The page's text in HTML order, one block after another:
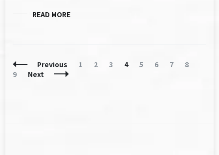
READ MORE
Posts
Navigation
Previous Page
1 Page
2 Page
3 Page
4 Page
5 Page
6 Page
7 Page
8
9
Next